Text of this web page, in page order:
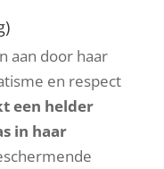
aan door haar
en respect
een helder
in haar